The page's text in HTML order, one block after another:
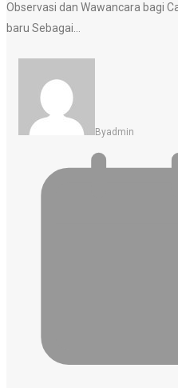
Observasi dan Wawancara bagi
baru Sebagai…
ByAdmin